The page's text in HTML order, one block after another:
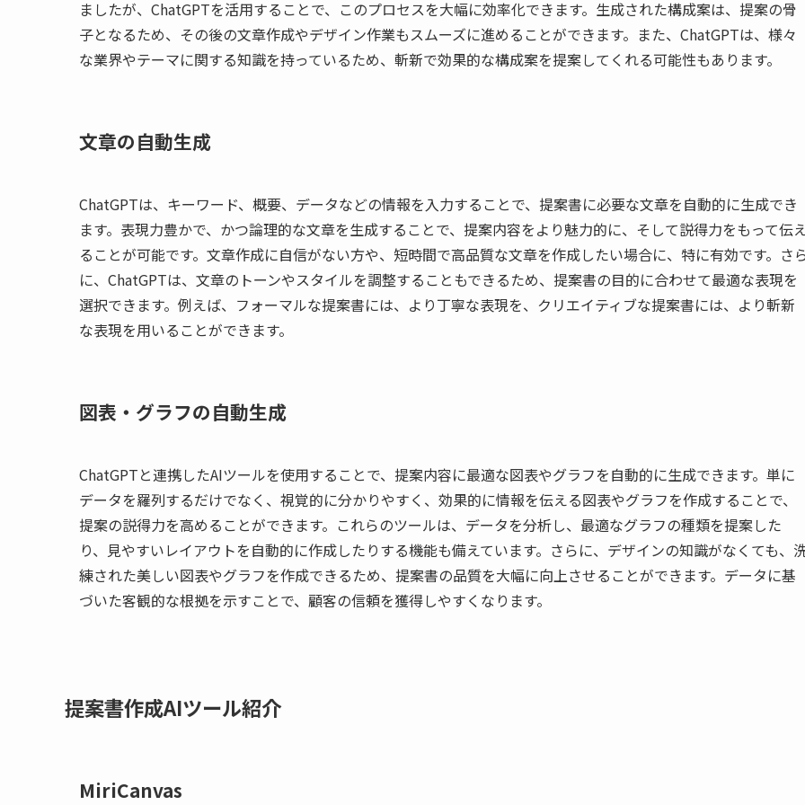
ましたが、ChatGPTを活用することで、このプロセスを大幅に効率化できます。生成された構成案は、提案の骨
子となるため、その後の文章作成やデザイン作業もスムーズに進めることができます。また、ChatGPTは、様々
な業界やテーマに関する知識を持っているため、斬新で効果的な構成案を提案してくれる可能性もあります。
文章の自動生成
ChatGPTは、キーワード、概要、データなどの情報を入力することで、提案書に必要な文章を自動的に生成でき
ます。表現力豊かで、かつ論理的な文章を生成することで、提案内容をより魅力的に、そして説得力をもって伝
ることが可能です。文章作成に自信がない方や、短時間で高品質な文章を作成したい場合に、特に有効です。さ
に、ChatGPTは、文章のトーンやスタイルを調整することもできるため、提案書の目的に合わせて最適な表現を
選択できます。例えば、フォーマルな提案書には、より丁寧な表現を、クリエイティブな提案書には、より斬新
な表現を用いることができます。
図表・グラフの自動生成
ChatGPTと連携したAIツールを使用することで、提案内容に最適な図表やグラフを自動的に生成できます。単に
データを羅列するだけでなく、視覚的に分かりやすく、効果的に情報を伝える図表やグラフを作成することで、
提案の説得力を高めることができます。これらのツールは、データを分析し、最適なグラフの種類を提案した
り、見やすいレイアウトを自動的に作成したりする機能も備えています。さらに、デザインの知識がなくても、
練された美しい図表やグラフを作成できるため、提案書の品質を大幅に向上させることができます。データに基
づいた客観的な根拠を示すことで、顧客の信頼を獲得しやすくなります。
提案書作成AIツール紹介
MiriCanvas